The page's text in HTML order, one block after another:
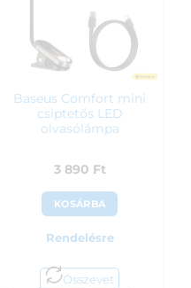
Baseus Comfort mini
csiptetős LED
olvasólámpa
3 890 Ft
KOSÁRBA
Rendelésre
Összevet